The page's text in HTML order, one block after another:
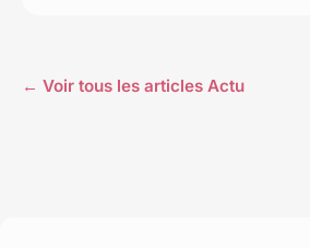
← Voir tous les articles Actu